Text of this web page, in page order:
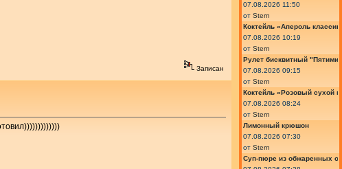
Записан
07.08.2026 11:50
от Stern
Коктейль «Апероль
07.08.2026 10:19
от Stern
Рулет бисквитный
07.08.2026 09:15
от Stern
Коктейль «Розовый сухой
07.08.2026 08:24
от Stern
Лимонный крюшон
07.08.2026 07:30
от Stern
Суп-пюре из обжаренных